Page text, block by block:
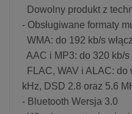
Dowolny produkt z
- Obsługiwane formaty
WMA: do 192 kb/s
AAC i MP3: do 320 kb/s
FLAC, WAV i ALAC: do
kHz, DSD 2.8 oraz 5.6
- Bluetooth Wersja 3.0